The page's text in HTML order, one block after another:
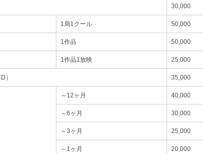
30,000
1局1クール 50,000
1作品 50,000
1作品1放映 25,000
） 35,000
～12ヶ月 40,000
～6ヶ月 30,000
～3ヶ月 25,000
～1ヶ月 20,000